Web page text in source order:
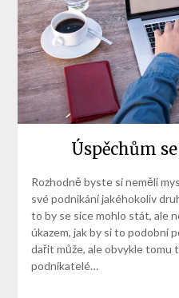
Úspěchům
Rozhodně byste si neměli
své podnikání jakéhokoliv
to by se sice mohlo stát, ale
úkazem, jak by si to podobní
dařit může, ale obvykle tomu
podnikatelé…